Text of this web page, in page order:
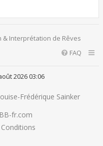
& Interprétation de Rêves
FAQ
2026 03:06
Frédérique Sainker
fr.com
Conditions